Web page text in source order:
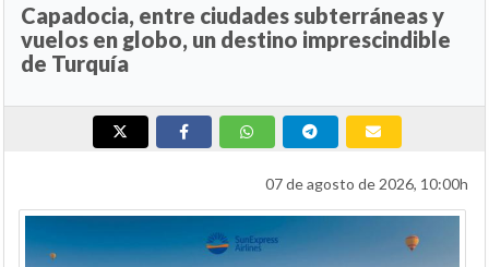
Capadocia, entre ciudades subterráneas y
vuelos en globo, un destino imprescindible
de Turquía
07 de agosto de 2026, 10:00h